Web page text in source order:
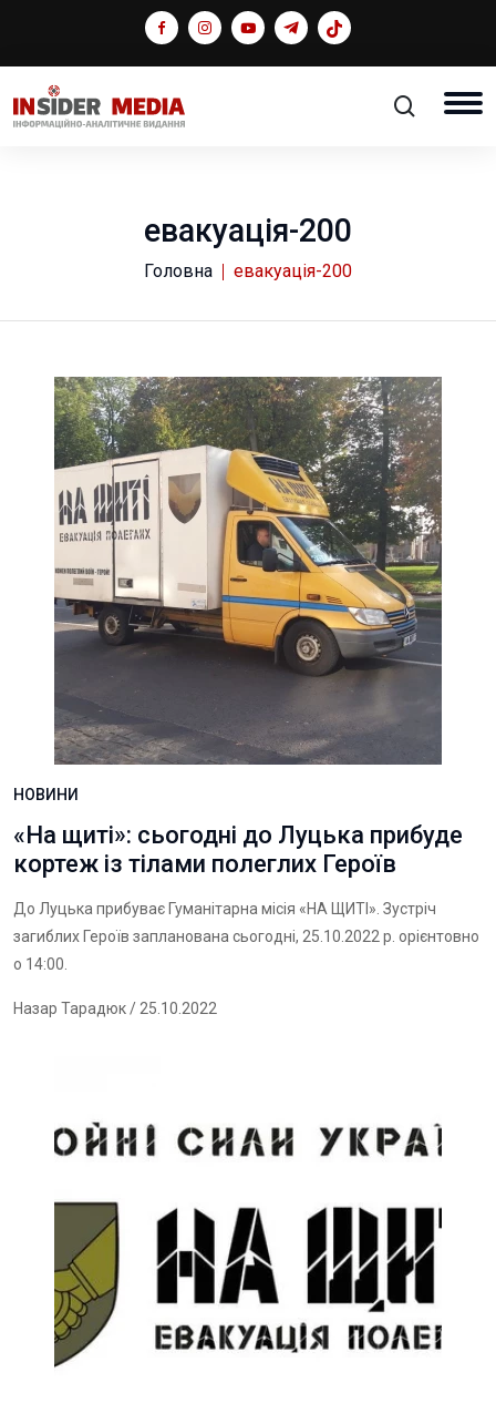
евакуація-200
Головна евакуація-200
НОВИНИ
«На щиті»: сьогодні до Луцька прибуде
кортеж із тілами полеглих Героїв
До Луцька прибуває Гуманітарна місія «НА ЩИТІ». Зустріч
загиблих Героїв запланована сьогодні, 25.10.2022 р. орієнтовно
о 14:00.
Назар Тарадюк/ 25.10.2022